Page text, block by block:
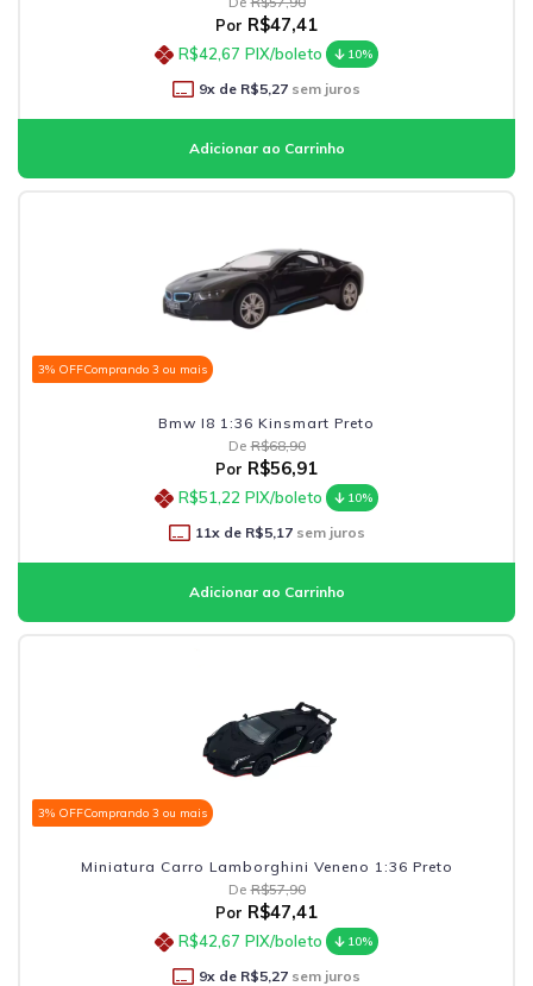
Por R$47,41
R$42,67 PIX/boleto 10%
9x de R$5,27 sem juros
3% OFFComprando 3 ou mais
Bmw I8 1:36 Kinsmart Preto
De R$68,90
Por R$56,91
R$51,22 PIX/boleto 10%
11x de R$5,17sem juros
3% OFFComprando 3 ou mais
Miniatura Carro Lamborghini Veneno 1:36 Preto
De R$57,90
Por R$47,41
R$42,67 PIX/boleto 10%
9x de R$5,27 sem juros